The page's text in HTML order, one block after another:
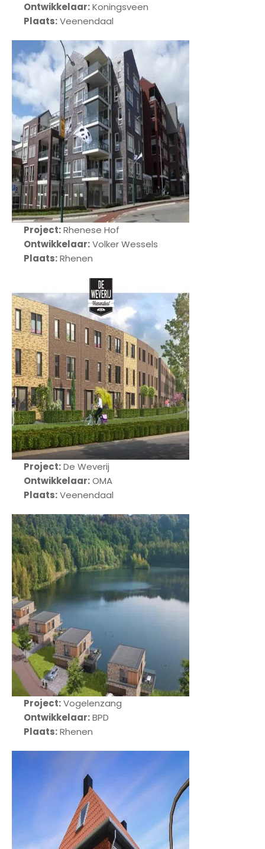
Ontwikkelaar:Koningsveen
Plaats:Veenendaal
Project:Rhenese Hof
Ontwikkelaar:Volker Wessels
Plaats:Rhenen
Project:De Weverij
Ontwikkelaar:OMA
Plaats:Veenendaal
Project:Vogelenzang
Ontwikkelaar:BPD
Plaats:Rhenen